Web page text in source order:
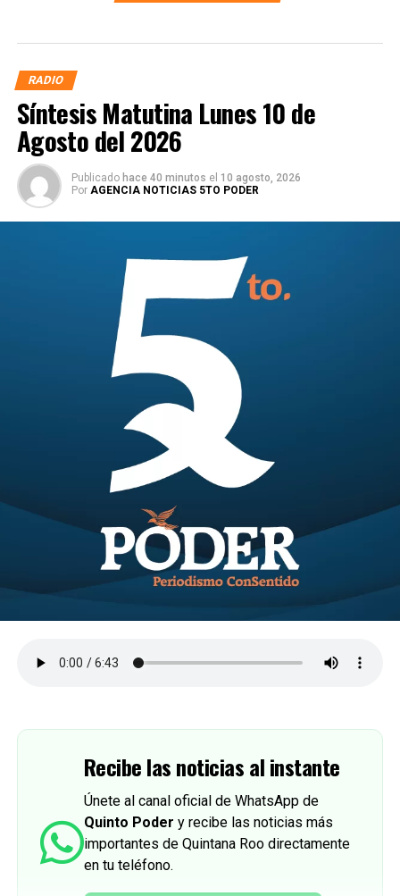
RADIO
Síntesis Matutina Lunes 10 de
Agosto del 2026
Publicado hace 40 minutos el 10 agosto, 2026
Por AGENCIA NOTICIAS 5TO PODER
Recibe las noticias al instante
Únete al canal oficial de WhatsApp de
Quinto Poder y recibe las noticias más
importantes de Quintana Roo directamente
en tu teléfono.